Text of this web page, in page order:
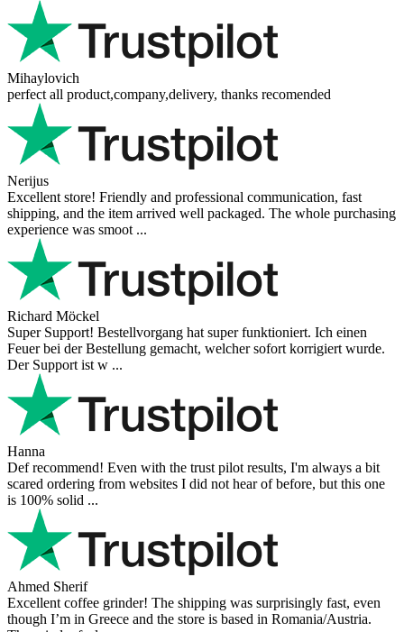
Mihaylovich
perfect all product,company,delivery, thanks recomended
Nerijus
Excellent store! Friendly and professional communication, fast
shipping, and the item arrived well packaged. The whole purchasing
experience was smoot ...
Richard Möckel
Super Support! Bestellvorgang hat super funktioniert. Ich einen
Feuer bei der Bestellung gemacht, welcher sofort korrigiert wurde.
Der Support ist w ...
Hanna
Def recommend! Even with the trust pilot results, I'm always a bit
scared ordering from websites I did not hear of before, but this one
is 100% solid ...
Ahmed Sherif
Excellent coffee grinder! The shipping was surprisingly fast, even
though I’m in Greece and the store is based in Romania/Austria.